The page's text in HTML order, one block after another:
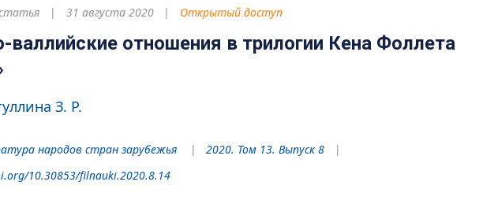
31 августа 2020 Открытый доступ
валлийские отношения в трилогии Кена Фоллета
З. Р.
народов стран зарубежья
2020. Том 13. Выпуск 8
10.30853/filnauki.2020.8.14